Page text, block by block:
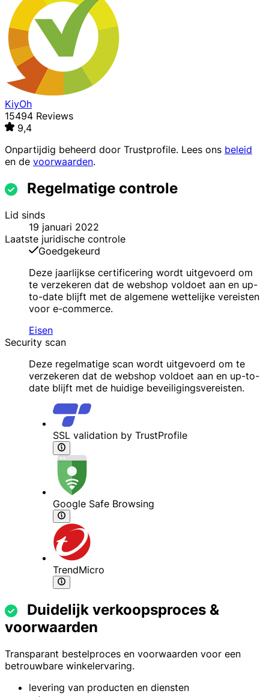
KiyOh
15494 Reviews
9,4
Onpartijdig beheerd door Trustprofile. Lees ons beleid
en de voorwaarden.
Regelmatige controle
Lid sinds
19 januari 2022
Laatste juridische controle
Goedgekeurd
Deze jaarlijkse certificering wordt uitgevoerd om
te verzekeren dat de webshop voldoet aan en up-
to-date blijft met de algemene wettelijke vereisten
voor e-commerce.
Eisen
Security scan
Deze regelmatige scan wordt uitgevoerd om te
verzekeren dat de webshop voldoet aan en up-to-
date blijft met de huidige beveiligingsvereisten.
SSL validation by TrustProfile
Google Safe Browsing
TrendMicro
Duidelijk verkoopsproces &
voorwaarden
Transparant bestelproces en voorwaarden voor een
betrouwbare winkelervaring.
levering van producten en diensten